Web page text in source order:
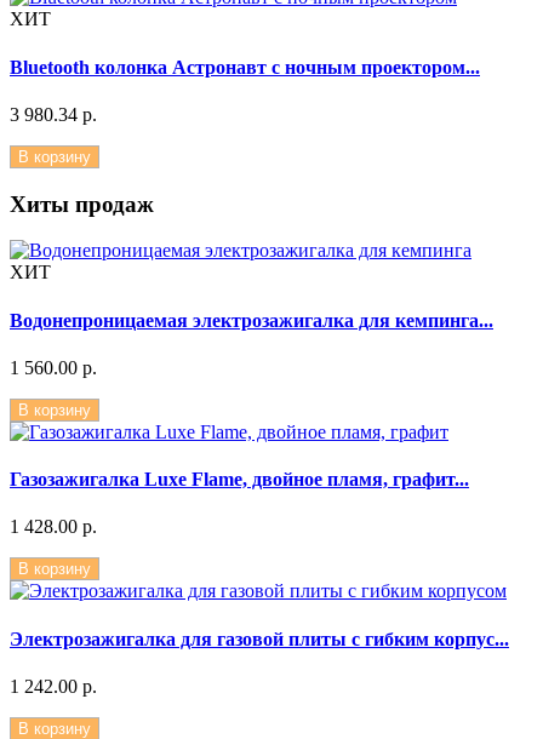
ХИТ
Bluetooth колонка Астронавт с ночным проектором...
3 980.34 р.
В корзину
Хиты продаж
ХИТ
Водонепроницаемая электрозажигалка для кемпинга...
1 560.00 р.
В корзину
Газозажигалка Luxe Flame, двойное пламя, графит...
1 428.00 р.
В корзину
Электрозажигалка для газовой плиты с гибким корпус...
1 242.00 р.
В корзину